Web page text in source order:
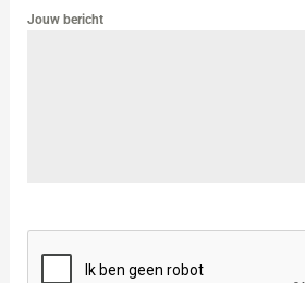
Jouw bericht